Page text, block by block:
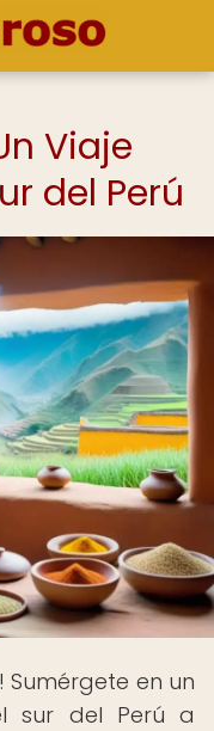
Viaje
del Perú
! Sumérgete en un
sur del Perú a